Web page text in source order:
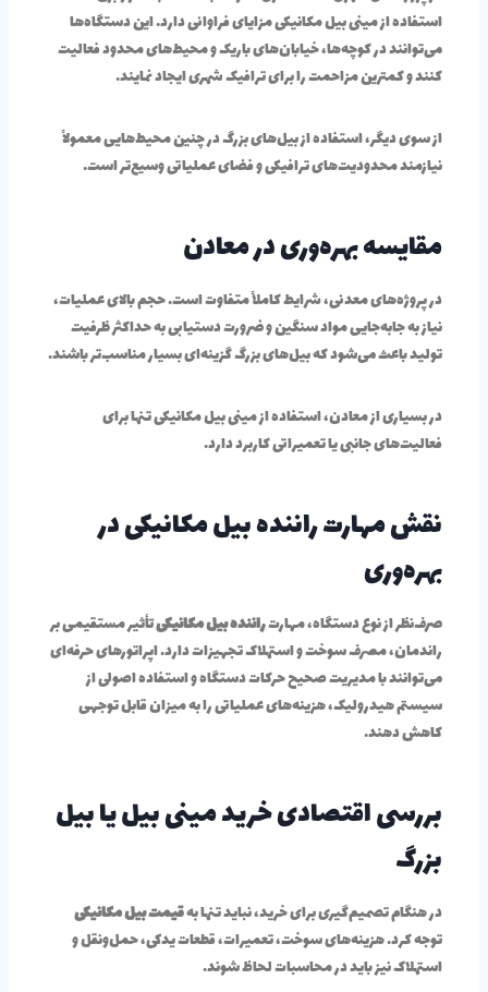
استفاده از مینی بیل مکانیکی مزایای فراوانی دارد. این دستگاه‌ها
می‌توانند در کوچه‌ها، خیابان‌های باریک و محیط‌های محدود فعالیت
کنند و کمترین مزاحمت را برای ترافیک شهری ایجاد نمایند.
از سوی دیگر، استفاده از بیل‌های بزرگ در چنین محیط‌هایی معمولاً
نیازمند محدودیت‌های ترافیکی و فضای عملیاتی وسیع‌تر است.
مقایسه بهره‌وری در معادن
در پروژه‌های معدنی، شرایط کاملاً متفاوت است. حجم بالای عملیات،
نیاز به جابه‌جایی مواد سنگین و ضرورت دستیابی به حداکثر ظرفیت
تولید باعث می‌شود که بیل‌های بزرگ گزینه‌ای بسیار مناسب‌تر باشند.
در بسیاری از معادن، استفاده از مینی بیل مکانیکی تنها برای
فعالیت‌های جانبی یا تعمیراتی کاربرد دارد.
نقش مهارت راننده بیل مکانیکی در
بهره‌وری
صرف‌نظر از نوع دستگاه، مهارتراننده بیل مکانیکیتأثیر مستقیمی بر
راندمان، مصرف سوخت و استهلاک تجهیزات دارد. اپراتورهای حرفه‌ای
می‌توانند با مدیریت صحیح حرکات دستگاه و استفاده اصولی از
سیستم هیدرولیک، هزینه‌های عملیاتی را به میزان قابل توجهی
کاهش دهند.
بررسی اقتصادی خرید مینی بیل یا بیل
بزرگ
در هنگام تصمیم‌گیری برای خرید، نباید تنها بهقیمت بیل مکانیکی
توجه کرد. هزینه‌های سوخت، تعمیرات، قطعات یدکی، حمل‌ونقل و
استهلاک نیز باید در محاسبات لحاظ شوند.